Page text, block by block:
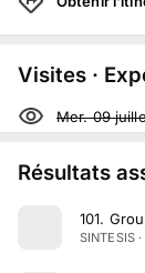
Visites ·
Mer. 09
Résultats
101.
SINTESIS